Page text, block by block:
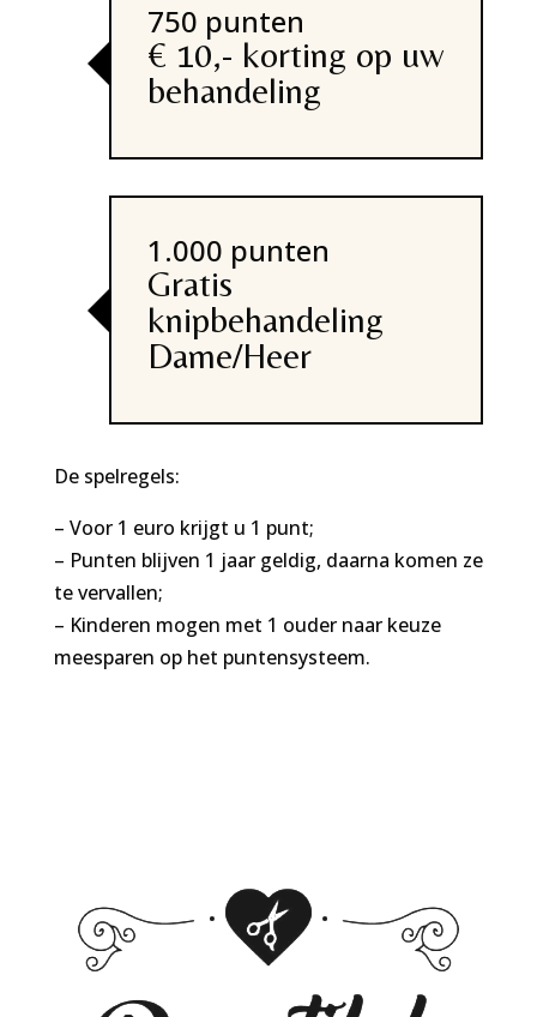
750 punten
€ 10,- korting op uw
behandeling
1.000 punten
Gratis
knipbehandeling
Dame/Heer
De spelregels:
– Voor 1 euro krijgt u 1 punt;
– Punten blijven 1 jaar geldig, daarna komen ze
te vervallen;
– Kinderen mogen met 1 ouder naar keuze
meesparen op het puntensysteem.